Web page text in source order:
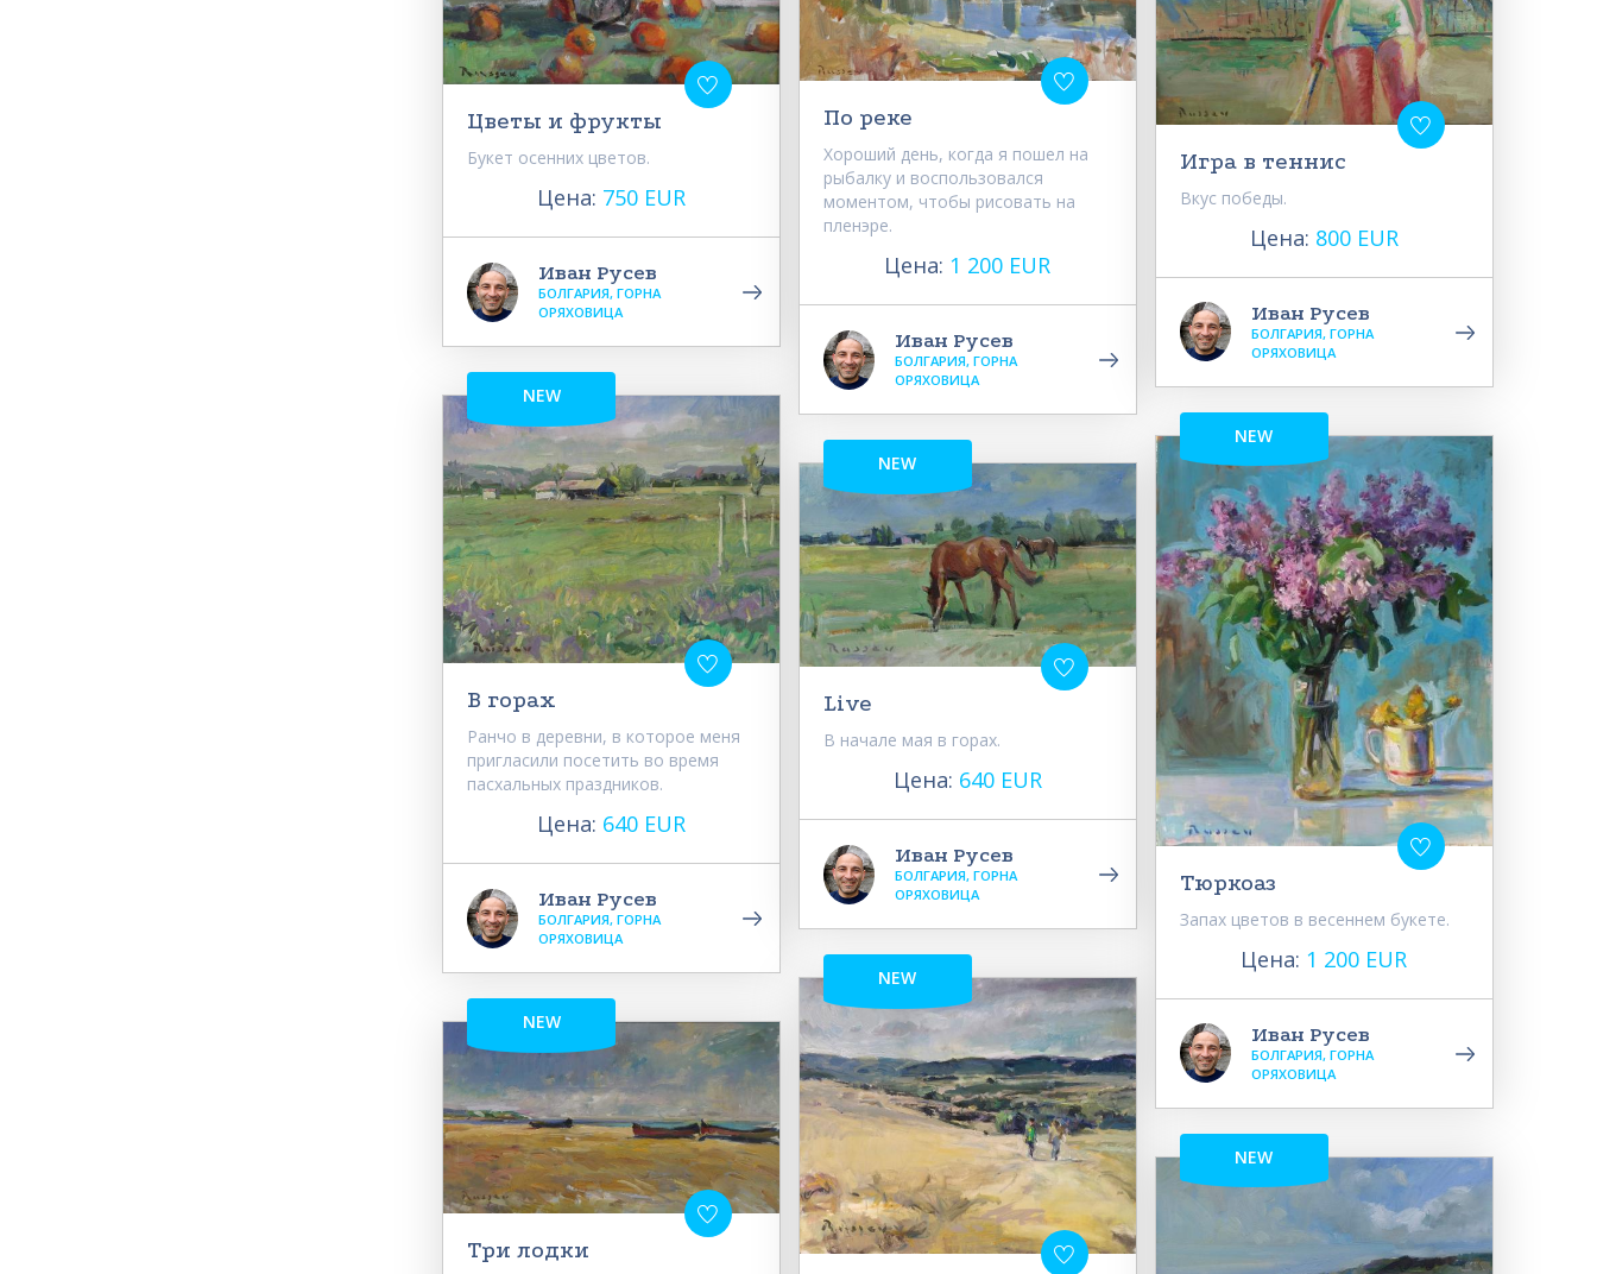
Цветы и фрукты
Букет осенних цветов.
Цена: 750 EUR
Иван Русев
БОЛГАРИЯ, ГОРНА
ОРЯХОВИЦА
NEW
В горах
Ранчо в деревни, в которое меня
пригласили посетить во время
пасхальных праздников.
Цена: 640 EUR
Иван Русев
БОЛГАРИЯ, ГОРНА
ОРЯХОВИЦА
NEW
Три лодки
По реке
Хороший день, когда я пошел на
рыбалку и воспользовался
моментом, чтобы рисовать на
пленэре.
Цена: 1 200 EUR
Иван Русев
БОЛГАРИЯ, ГОРНА
ОРЯХОВИЦА
NEW
Live
В начале мая в горах.
Цена: 640 EUR
Иван Русев
БОЛГАРИЯ, ГОРНА
ОРЯХОВИЦА
NEW
Игра в теннис
Вкус победы.
Цена: 800 EUR
Иван Русев
БОЛГАРИЯ, ГОРНА
ОРЯХОВИЦА
NEW
Тюркоаз
Запах цветов в весеннем букете.
Цена: 1 200 EUR
Иван Русев
БОЛГАРИЯ, ГОРНА
ОРЯХОВИЦА
NEW